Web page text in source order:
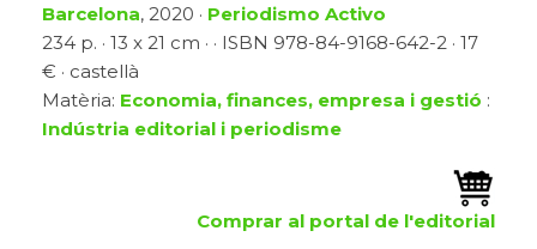
Barcelona, 2020 · Periodismo Activo
234 p. · 13 x 21 cm · · ISBN 978-84-9168-642-2 · 17
€ · castellà
Matèria: Economia, finances, empresa i gestió :
Indústria editorial i periodisme
Comprar al portal de l'editorial